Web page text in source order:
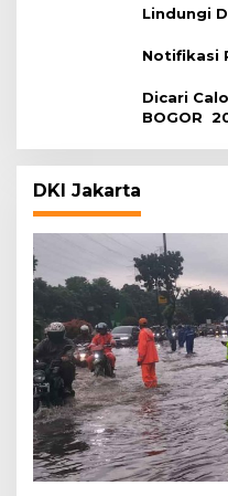
Lindungi
Notifikasi
Dicari
BOGOR
DKI Jakarta